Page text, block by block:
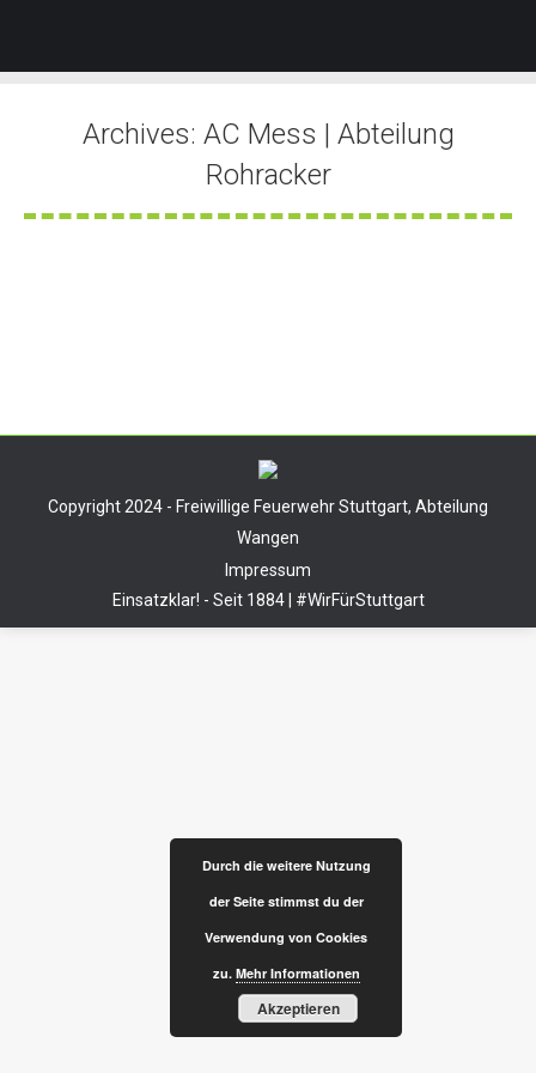
Archives: AC Mess | Abteilung
Rohracker
Sie befinden sich hier:
Copyright 2024 - Freiwillige Feuerwehr Stuttgart, Abteilung
Wangen
Impressum
Einsatzklar! - Seit 1884 | #WirFürStuttgart
Durch die weitere Nutzung
der Seite stimmst du der
Verwendung von Cookies
zu. Mehr Informationen
Akzeptieren